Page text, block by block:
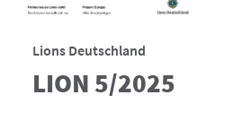
Lions Deutschland
LION 5/2025